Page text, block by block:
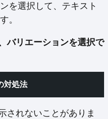
を選択して、テキスト
。
バリエーションを選択で
対処法
されないことがありま